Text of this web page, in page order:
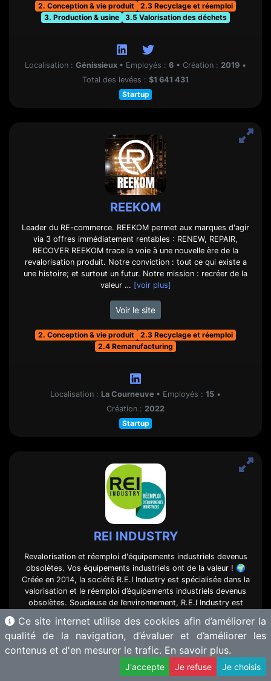
2. Conception & vie produit
2.3 Recyclage et réemploi
3. Production & usine
3.5 Valorisation des déchets
Localisation : Génissieux • Employés : 6 • Création : 2019 •
Total des levées : $1 641 431
Startup
REEKOM
Leader du RE-commerce. REEKOM permet aux marques d'agir
via 3 offres immédiatement rentables : RENEW, REPAIR,
RECOVER REEKOM trace la voie à une nouvelle ère de la
revalorisation produit. Notre conviction : tout ce qui existe a
une histoire; et surtout un futur. Notre mission : recréer de la
valeur … [voir plus]
Voir le site
2. Conception & vie produit
2.3 Recyclage et réemploi
2.4 Remanufacturing
Localisation : La Courneuve • Employés : 15 •
Création : 2022
Startup
REI INDUSTRY
Revalorisation et réemploi d'équipements industriels devenus
obsolètes. Vos équipements industriels ont de la valeur ! 🌍
Créée en 2014, la société R.E.I Industry est spécialisée dans la
valorisation et le réemploi d’équipements industriels devenus
obsolètes. Soucieuse de l’environnement, R.E.I Industry est
[voir plus]
Voir le site
2. Conception & vie produit 2.3 Recyclage et réemploi
Ce site internet utilise des cookies afin d’améliorer la
qualité de la navigation, d’évaluer et d’améliorer les
contenus et d'en mesurer le trafic. En savoir plus.
J'accepte Je refuse Je choisis